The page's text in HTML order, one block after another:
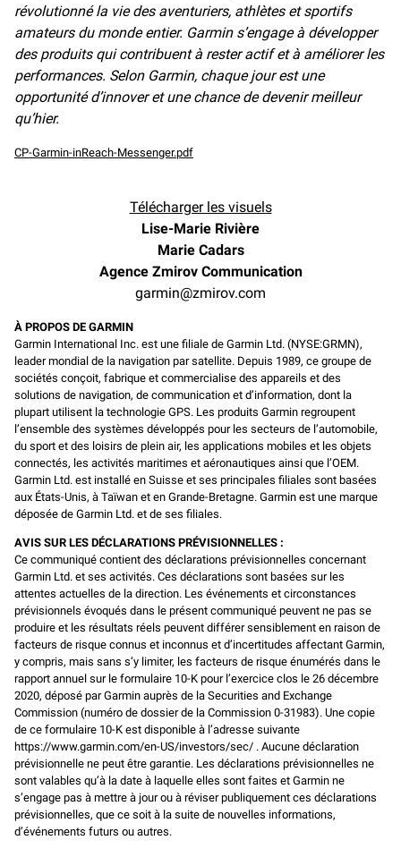
révolutionné la vie des aventuriers, athlètes et sportifs
amateurs du monde entier. Garmin s’engage à développer
des produits qui contribuent à rester actif et à améliorer les
performances. Selon Garmin, chaque jour est une
opportunité d’innover et une chance de devenir meilleur
qu’hier.
CP-Garmin-inReach-Messenger.pdf
Télécharger les visuels
Lise-Marie Rivière
Marie Cadars
Agence Zmirov Communication
garmin@zmirov.com
À PROPOS DE GARMIN
Garmin International Inc. est une filiale de Garmin Ltd. (NYSE:GRMN),
leader mondial de la navigation par satellite. Depuis 1989, ce groupe de
sociétés conçoit, fabrique et commercialise des appareils et des
solutions de navigation, de communication et d’information, dont la
plupart utilisent la technologie GPS. Les produits Garmin regroupent
l’ensemble des systèmes développés pour les secteurs de l’automobile,
du sport et des loisirs de plein air, les applications mobiles et les objets
connectés, les activités maritimes et aéronautiques ainsi que l’OEM.
Garmin Ltd. est installé en Suisse et ses principales filiales sont basées
aux États-Unis, à Taïwan et en Grande-Bretagne. Garmin est une marque
déposée de Garmin Ltd. et de ses filiales.
AVIS SUR LES DÉCLARATIONS PRÉVISIONNELLES :
Ce communiqué contient des déclarations prévisionnelles concernant
Garmin Ltd. et ses activités. Ces déclarations sont basées sur les
attentes actuelles de la direction. Les événements et circonstances
prévisionnels évoqués dans le présent communiqué peuvent ne pas se
produire et les résultats réels peuvent différer sensiblement en raison de
facteurs de risque connus et inconnus et d’incertitudes affectant Garmin,
y compris, mais sans s’y limiter, les facteurs de risque énumérés dans le
rapport annuel sur le formulaire 10-K pour l’exercice clos le 26 décembre
2020, déposé par Garmin auprès de la Securities and Exchange
Commission (numéro de dossier de la Commission 0-31983). Une copie
de ce formulaire 10-K est disponible à l’adresse suivante
https://www.garmin.com/en-US/investors/sec/ . Aucune déclaration
prévisionnelle ne peut être garantie. Les déclarations prévisionnelles ne
sont valables qu’à la date à laquelle elles sont faites et Garmin ne
s’engage pas à mettre à jour ou à réviser publiquement ces déclarations
prévisionnelles, que ce soit à la suite de nouvelles informations,
d’événements futurs ou autres.